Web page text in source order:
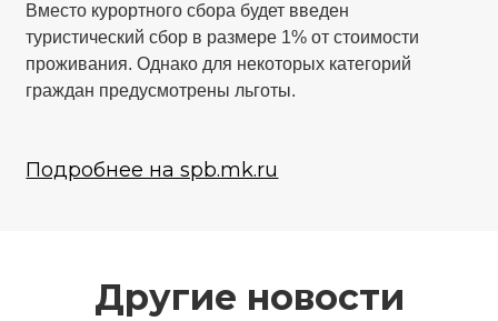
Вместо курортного сбора будет введен
туристический сбор в размере 1% от стоимости
проживания. Однако для некоторых категорий
граждан предусмотрены льготы.
Подробнее на spb.mk.ru
Другие новости